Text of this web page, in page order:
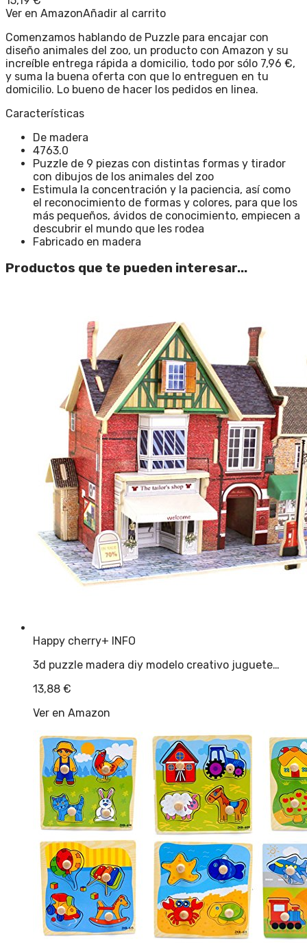
Ver en AmazonAñadir al carrito
Comenzamos hablando de Puzzle para encajar con
diseño animales del zoo, un producto con Amazon y su
increíble entrega rápida a domicilio, todo por sólo 7,96 €,
y suma la buena oferta con que lo entreguen en tu
domicilio. Lo bueno de hacer los pedidos en linea.
Características
De madera
4763.0
Puzzle de 9 piezas con distintas formas y tirador
con dibujos de los animales del zoo
Estimula la concentración y la paciencia, así como
el reconocimiento de formas y colores, para que los
más pequeños, ávidos de conocimiento, empiecen a
descubrir el mundo que les rodea
Fabricado en madera
Productos que te pueden interesar...
Happy cherry+ INFO
3d puzzle madera diy modelo creativo juguete…
13,88 €
Ver en Amazon